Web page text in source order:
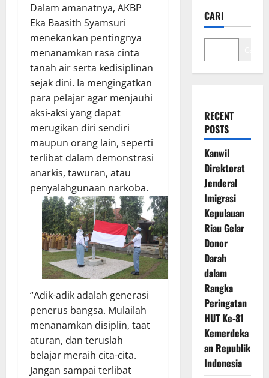
Dalam amanatnya, AKBP
Eka Baasith Syamsuri
menekankan pentingnya
menanamkan rasa cinta
tanah air serta kedisiplinan
sejak dini. Ia mengingatkan
para pelajar agar menjauhi
aksi-aksi yang dapat
merugikan diri sendiri
maupun orang lain, seperti
terlibat dalam demonstrasi
anarkis, tawuran, atau
penyalahgunaan narkoba.
“Adik-adik adalah generasi
penerus bangsa. Mulailah
menanamkan disiplin, taat
aturan, dan teruslah
belajar meraih cita-cita.
Jangan sampai terlibat
CARI
RECENT
POSTS
Kanwil
Direktorat
Jenderal
Imigrasi
Kepulauan
Riau Gelar
Donor
Darah
dalam
Rangka
Peringatan
HUT Ke-81
Kemerdeka
an Republik
Indonesia